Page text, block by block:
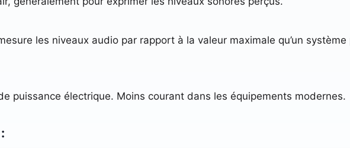
les niveaux audio par rapport à la valeur maximale qu’un
puissance électrique. Moins courant dans les équipements modernes.